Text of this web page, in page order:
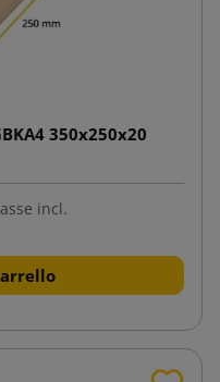
350x250x20
incl.